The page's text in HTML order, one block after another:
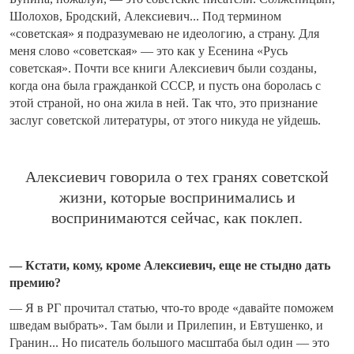
Шолохов, Бродский, Алексиевич... Под термином
«советская» я подразумеваю не идеологию, а страну. Для
меня слово «советская» — это как у Есенина «Русь
советская». Почти все книги Алексиевич были созданы,
когда она была гражданкой СССР, и пусть она боролась с
этой страной, но она жила в ней. Так что, это признание
заслуг советской литературы, от этого никуда не уйдешь.
Алексиевич говорила о тех гранях советской
жизни, которые воспринимались и
воспринимаются сейчас, как поклеп.
— Кстати, кому, кроме Алексиевич, еще не стыдно дать
премию?
— Я в РГ прочитал статью, что-то вроде «давайте поможем
шведам выбрать». Там были и Прилепин, и Евтушенко, и
Гранин... Но писатель большого масштаба был один — это